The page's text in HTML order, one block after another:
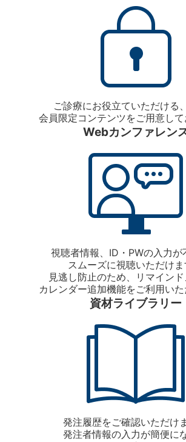
ご診療にお役立ていただける
会員限定コンテンツをご用意して
Webカンファレン
視聴者情報、ID・PWの入力が
スムーズに視聴いただけま
見逃し防止のため、リマインド
カレンダー追加機能をご利用いた
資材ライブラリー
発注履歴をご確認いただけ
発注者情報の入力が簡便に